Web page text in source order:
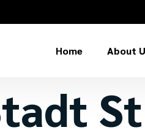
Home About